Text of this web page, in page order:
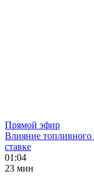
Прямой эфир
Влияние
ставке
01:04
23 мин